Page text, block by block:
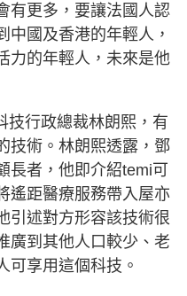
有更多，要讓法國人認
中國及香港的年輕人，
力的年輕人，未來是他
技行政總裁林朗熙，有
技術。林朗熙透露，鄧
長者，他即介紹temi可
遙距醫療服務帶入屋亦
引述對方形容該技術很
廣到其他人口較少、老
可享用這個科技。